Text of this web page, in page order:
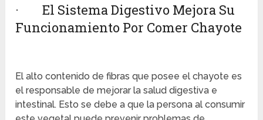
· El Sistema Digestivo Mejora Su
Funcionamiento Por Comer Chayote
El alto contenido de fibras que posee el chayote es
el responsable de mejorar la salud digestiva e
intestinal. Esto se debe a que la persona al consumir